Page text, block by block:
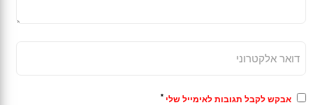
אבקש לקבל תגובות לאימייל שלי *